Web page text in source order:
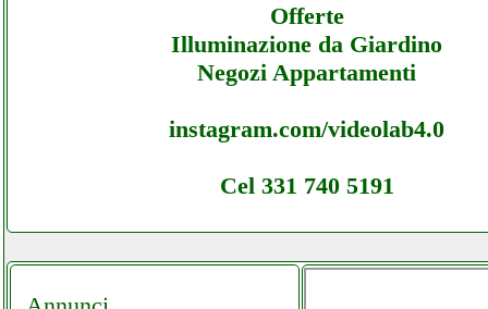
Offerte
Illuminazione da Giardino
Negozi Appartamenti
instagram.com/videolab4.0
Cel 331 740 5191